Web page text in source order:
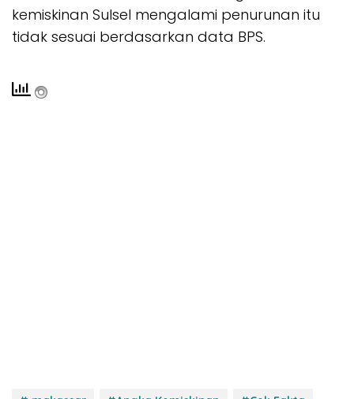
kemiskinan Sulsel mengalami penurunan itu
tidak sesuai berdasarkan data BPS.